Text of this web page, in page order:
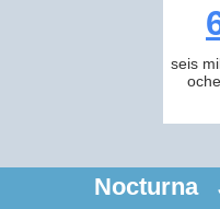
seis
Nocturna